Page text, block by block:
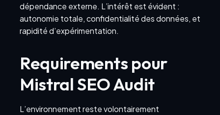
dépendance externe. L’intérêt est évident :
autonomie totale, confidentialité des données, et
rapidité d’expérimentation.
Requirements pour
Mistral SEO Audit
L’environnement reste volontairement